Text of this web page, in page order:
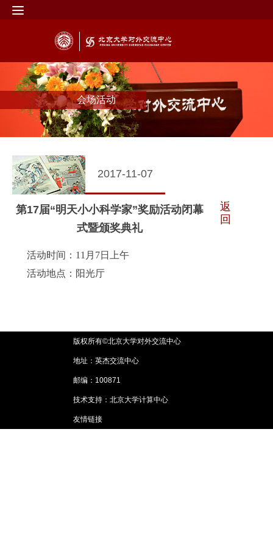
会场活动
2017-11-07
第17届“明天小小科学家”奖励活动闭幕
式暨颁奖典礼
活动时间：11月7日上午
活动地点：阳光厅
返
回
版权所有©北京大学对外交流中心
地址：英杰交流中心
邮编：100871
技术支持：北京大学计算中心
友情链接